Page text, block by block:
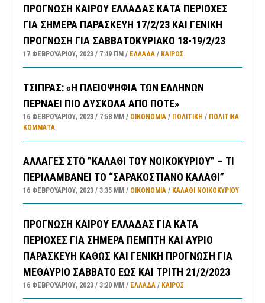
ΠΡΟΓΝΩΣΗ ΚΑΙΡΟΥ ΕΛΛΑΔΑΣ ΚΑΤΑ ΠΕΡΙΟΧΕΣ
ΓΙΑ ΣΗΜΕΡΑ ΠΑΡΑΣΚΕΥΗ 17/2/23 ΚΑΙ ΓΕΝΙΚΗ
ΠΡΟΓΝΩΣΗ ΓΙΑ ΣΑΒΒΑΤΟΚΥΡΙΑΚΟ 18-19/2/23
17 ΦΕΒΡΟΥΑΡΊΟΥ, 2023 7:49 ΠΜ ΕΛΛΑΔA/ ΚΑΙΡΌΣ
ΤΣΙΠΡΑΣ: «Η ΠΛΕΙΟΨΗΦΙΑ ΤΩΝ ΕΛΛΗΝΩΝ
ΠΕΡΝΑΕΙ ΠΙΟ ΔΥΣΚΟΛΑ ΑΠΟ ΠΟΤΕ»
16 ΦΕΒΡΟΥΑΡΊΟΥ, 2023 7:58 ΜΜ ΟΙΚΟΝΟΜΙΑ/ ΠΟΛΙΤΙΚΗ / ΠΟΛΙΤΙΚΆ
ΚΌΜΜΑΤΑ
ΑΛΛΑΓΕΣ ΣΤΟ ”ΚΑΛΑΘΙ ΤΟΥ ΝΟΙΚΟΚΥΡΙΟΥ” – ΤΙ
ΠΕΡΙΛΑΜΒΑΝΕΙ ΤΟ “ΣΑΡΑΚΟΣΤΙΑΝΟ ΚΑΛΑΘΙ”
16 ΦΕΒΡΟΥΑΡΊΟΥ, 2023 3:35 ΜΜ ΟΙΚΟΝΟΜΙΑ/ ΚΑΛΑΘΙ ΝΟΙΚΟΚΥΡΙΟΥ
ΠΡΟΓΝΩΣΗ ΚΑΙΡΟΥ ΕΛΛΑΔΑΣ ΓΙΑ ΚΑΤΑ
ΠΕΡΙΟΧΕΣ ΓΙΑ ΣΗΜΕΡΑ ΠΕΜΠΤΗ ΚΑΙ ΑΥΡΙΟ
ΠΑΡΑΣΚΕΥΗ ΚΑΘΩΣ ΚΑΙ ΓΕΝΙΚΗ ΠΡΟΓΝΩΣΗ ΓΙΑ
ΜΕΘΑΥΡΙΟ ΣΑΒΒΑΤΟ ΕΩΣ ΚΑΙ ΤΡΙΤΗ 21/2/2023
16 ΦΕΒΡΟΥΑΡΊΟΥ, 2023 3:20 ΜΜ ΕΛΛΑΔA/ ΚΑΙΡΌΣ